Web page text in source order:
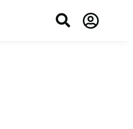
 